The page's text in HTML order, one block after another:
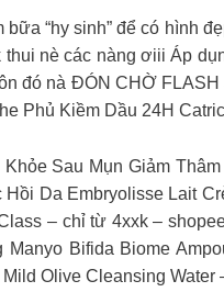
“hy sinh” để có hình
nè các nàng ơiii Áp
đó nà ĐÓN CHỜ
Phủ Kiềm Dầu 24H
Sau Mụn Giảm
Da Embryolisse Lait
– chỉ từ 4xxk –
Bifida Biome
Olive Cleansing